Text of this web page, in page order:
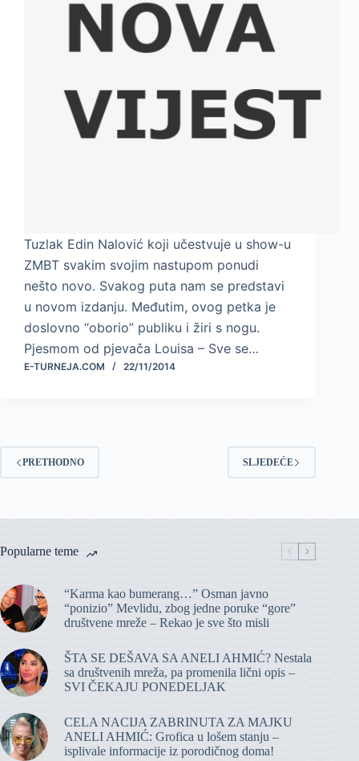
Tuzlak Edin Nalović koji učestvuje u show-u
ZMBT svakim svojim nastupom ponudi
nešto novo. Svakog puta nam se predstavi
u novom izdanju. Međutim, ovog petka je
doslovno “oborio” publiku i žiri s nogu.
Pjesmom od pjevača Louisa – Sve se…
E-TURNEJA.COM 22/11/2014
PRETHODNO SLJEDEĆE
Popularne teme
“Karma kao bumerang…” Osman javno
“ponizio” Mevlidu, zbog jedne poruke “gore”
društvene mreže – Rekao je sve što misli
ŠTA SE DEŠAVA SA ANELI AHMIĆ? Nestala
sa društvenih mreža, pa promenila lični opis –
SVI ČEKAJU PONEDELJAK
CELA NACIJA ZABRINUTA ZA MAJKU
ANELI AHMIĆ: Grofica u lošem stanju –
isplivale informacije iz porodičnog doma!